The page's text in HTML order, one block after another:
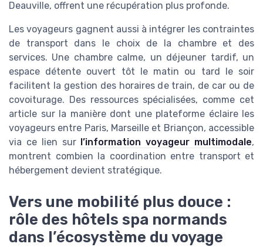
Deauville, offrent une récupération plus profonde.
Les voyageurs gagnent aussi à intégrer les contraintes
de transport dans le choix de la chambre et des
services. Une chambre calme, un déjeuner tardif, un
espace détente ouvert tôt le matin ou tard le soir
facilitent la gestion des horaires de train, de car ou de
covoiturage. Des ressources spécialisées, comme cet
article sur la manière dont une plateforme éclaire les
voyageurs entre Paris, Marseille et Briançon, accessible
via ce lien sur l’information voyageur multimodale,
montrent combien la coordination entre transport et
hébergement devient stratégique.
Vers une mobilité plus douce :
rôle des hôtels spa normands
dans l’écosystème du voyage